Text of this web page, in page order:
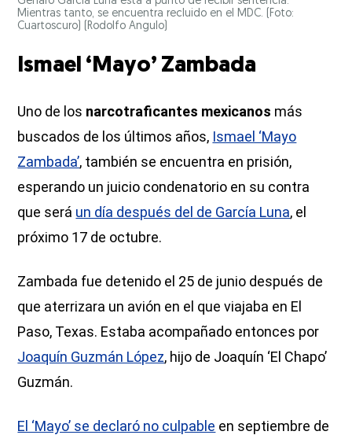
Mientras tanto, se encuentra recluido en el MDC. (Foto:
Cuartoscuro)
(Rodolfo Angulo)
Ismael ‘Mayo’ Zambada
Uno de los narcotraficantes mexicanos más
buscados de los últimos años, Ismael ‘Mayo
Zambada’, también se encuentra en prisión,
esperando un juicio condenatorio en su contra
que será un día después del de García Luna, el
próximo 17 de octubre.
Zambada fue detenido el 25 de junio después de
que aterrizara un avión en el que viajaba en El
Paso, Texas. Estaba acompañado entonces por
Joaquín Guzmán López, hijo de Joaquín ‘El Chapo’
Guzmán.
El ‘Mayo’ se declaró no culpable en septiembre de